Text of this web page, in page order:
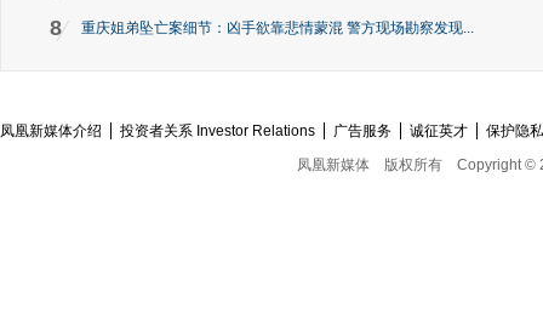
8 重庆姐弟坠亡案细节：凶手欲靠悲情蒙混 警方现场勘察发现...
凤凰新媒体介绍 投资者关系 Investor Relations 广告服务 诚征英才
保护隐
凤凰新媒体
版权所有 Copyright ©